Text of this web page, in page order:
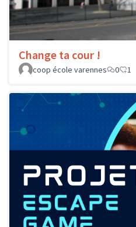
Change ta cour !
coop école varennes
0 1